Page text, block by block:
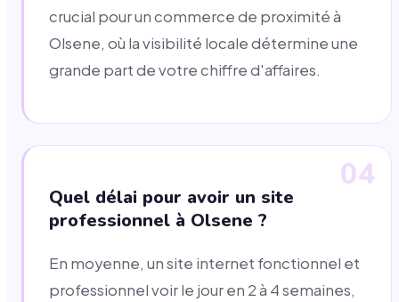
crucial pour un commerce de proximité à
Olsene, où la visibilité locale détermine une
grande part de votre chiffre d'affaires.
04
Quel délai pour avoir un site
professionnel à Olsene ?
En moyenne, un site internet fonctionnel et
professionnel voir le jour en 2 à 4 semaines,